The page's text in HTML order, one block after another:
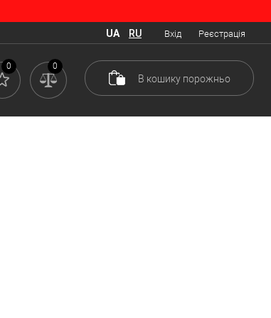
Сучасні моделі мають кілька різновидів,
Вхід Реєстрація
UA RU
0 0
В кошику порожньо